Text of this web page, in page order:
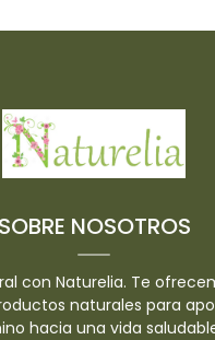
SOBRE NOSOTROS
con Naturelia. Te
naturales para
hacia una vida